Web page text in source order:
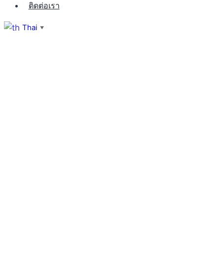
ติดต่อเรา
Thai ▼